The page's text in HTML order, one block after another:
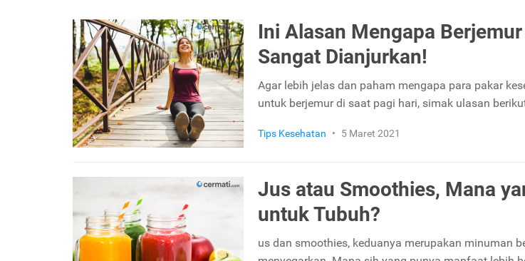
Ini Alasan Mengapa
Sangat Dianjurkan!
Agar lebih jelas dan paham mengapa para pakar
untuk berjemur di saat pagi hari, simak ulasan
Tips Kesehatan • 5 Maret 2021
Jus atau Smoothies, Mana
untuk Tubuh?
us dan smoothies, keduanya merupakan minuman